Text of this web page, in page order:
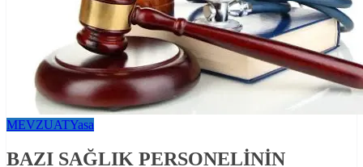
MEVZUATYasa
BAZI SAĞLIK PERSONELİNİN